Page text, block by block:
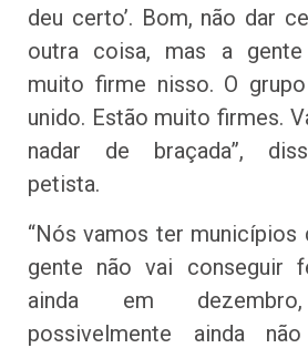
deu certo’. Bom, não dar
outra coisa, mas a
muito firme nisso. O
unido. Estão muito firmes.
nadar de braçada”,
petista.
“Nós vamos ter municípios
gente não vai conseguir
ainda em
possivelmente ainda